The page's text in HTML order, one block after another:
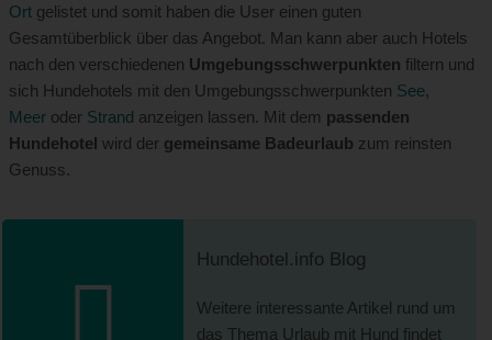
Ort gelistet und somit haben die User einen guten
Gesamtüberblick über das Angebot. Man kann aber auch Hotels
nach den verschiedenen Umgebungsschwerpunkten filtern und
sich Hundehotels mit den Umgebungsschwerpunkten See,
Meer oder Strand anzeigen lassen. Mit dem passenden
Hundehotel wird der gemeinsame Badeurlaub zum reinsten
Genuss.
Hundehotel.info Blog
Weitere interessante Artikel rund um
das Thema Urlaub mit Hund findet